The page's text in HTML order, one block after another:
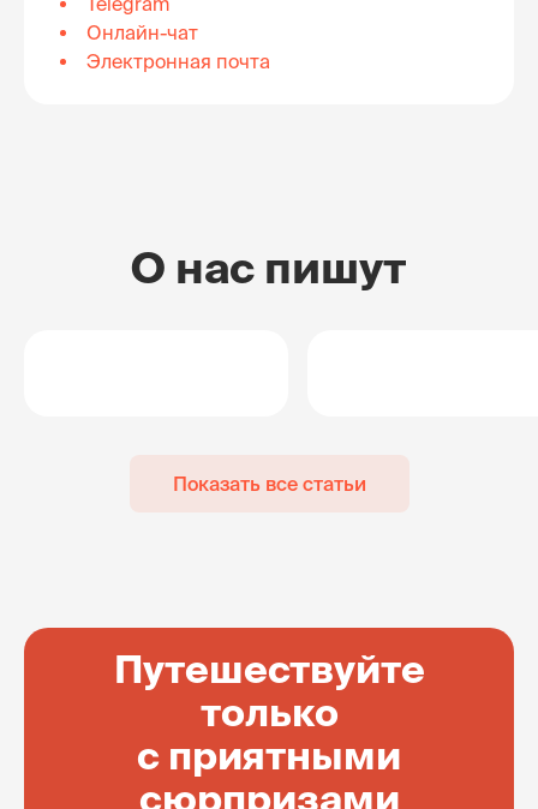
Онлайн-чат
Электронная почта
О нас пишут
Показать все статьи
Путешествуйте
только
с приятными
сюрпризами